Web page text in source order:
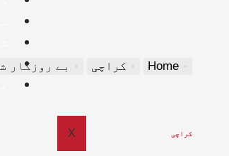
X
Home کراچی بے روزگار
کراچی